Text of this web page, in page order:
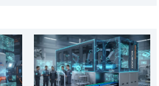
özel müşteriler için, nitelikli çözümler